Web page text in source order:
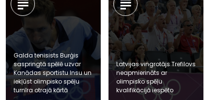
Galda tenisists Burģis
saspringtā spēlē uzvar
Kanādas sportistu Insu un
iekļūst olimpisko spēļu
turnīra otrajā kārtā
Latvijas vingrotājs Trefilovs
neapmierināts ar
olimpisko spēļu
kvalifikācijā iespēto